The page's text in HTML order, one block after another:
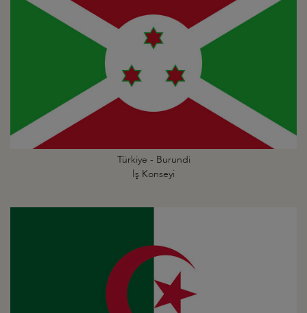
Türkiye - Burundi
İş Konseyi